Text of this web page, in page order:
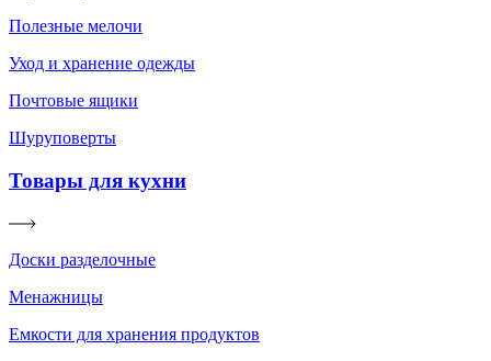
Полезные мелочи
Уход и хранение одежды
Почтовые ящики
Шуруповерты
Товары для кухни
Доски разделочные
Менажницы
Емкости для хранения продуктов